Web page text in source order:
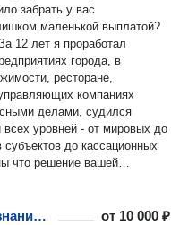
маленькой выплатой?
города, в
ресторане,
компаниях
уровней - от мировых до
до кассационных
что решение вашей
после этого мы перейдем к
Расторжение договоров и признание сделок недействительными от 10 000 ₽